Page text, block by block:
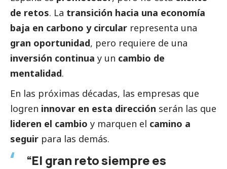
de retos. La transición hacia una economía
baja en carbono y circular representa una
gran oportunidad, pero requiere de una
inversión continua y un cambio de
mentalidad.
En las próximas décadas, las empresas que
logren innovar en esta dirección serán las que
lideren el cambio y marquen el camino a
seguir para las demás.
“El gran reto siempre es